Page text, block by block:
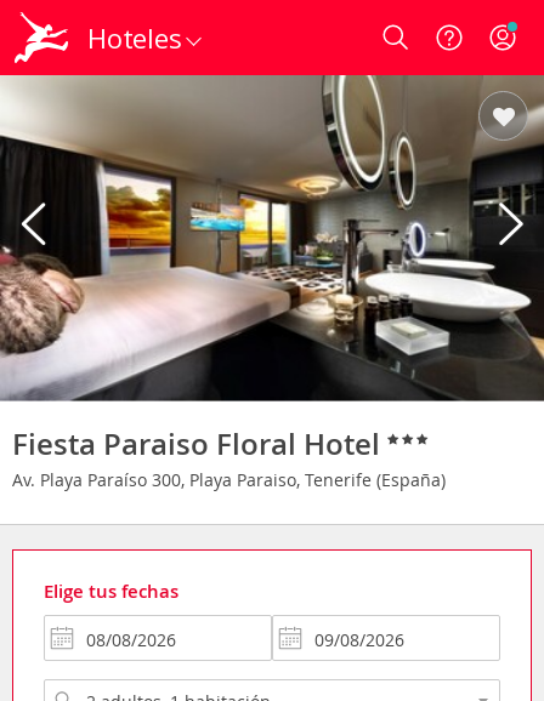
Hoteles Login
Fiesta Paraiso Floral Hotel
Av. Playa Paraíso 300, Playa Paraiso, Tenerife (España)
Elige tus fechas